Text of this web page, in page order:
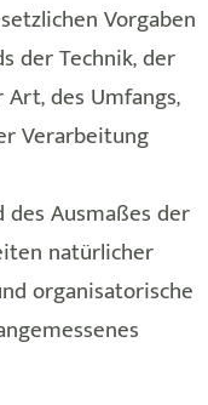
Vorgaben
der Technik, der
des Umfangs,
Verarbeitung
Ausmaßes der
natürlicher
organisatorische